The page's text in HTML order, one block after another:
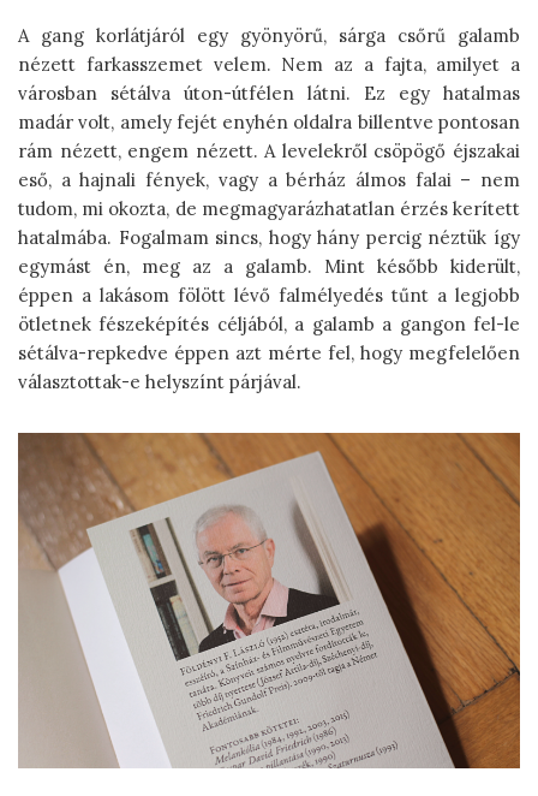
A gang korlátjáról egy gyönyörű, sárga csőrű galamb
nézett farkasszemet velem. Nem az a fajta, amilyet a
városban sétálva úton-útfélen látni. Ez egy hatalmas
madár volt, amely fejét enyhén oldalra billentve pontosan
rám nézett, engem nézett. A levelekről csöpögő éjszakai
eső, a hajnali fények, vagy a bérház álmos falai – nem
tudom, mi okozta, de megmagyarázhatatlan érzés kerített
hatalmába. Fogalmam sincs, hogy hány percig néztük így
egymást én, meg az a galamb. Mint később kiderült,
éppen a lakásom fölött lévő falmélyedés tűnt a legjobb
ötletnek fészeképítés céljából, a galamb a gangon fel-le
sétálva-repkedve éppen azt mérte fel, hogy megfelelően
választottak-e helyszínt párjával.